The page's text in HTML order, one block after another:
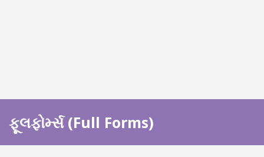
ફૂલફોર્મ્સ (Full Forms)